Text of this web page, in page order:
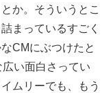
か。そういうとこ
まっているすごく
CMにぶつけたと
い面白さってい
ムリーでも、もう